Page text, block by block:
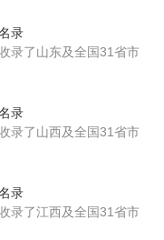
录
录了山东及全国31省市
录
录了山西及全国31省市
录
录了江西及全国31省市